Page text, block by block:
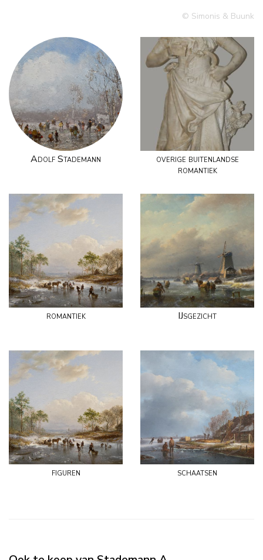
© Simonis & Buunk
Adolf Stademann
overige buitenlandse
romantiek
romantiek IJsgezicht
figuren schaatsen